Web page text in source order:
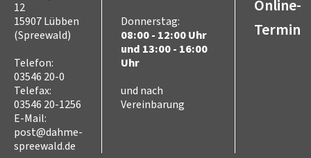
Beifuß-Ambrosie
Verkehr und Mobilität
Radverkehr
Straßennetz
Wasserstraßen
Tierschutz (Tierhaltung
12
15907 Lübben
(Spreewald)
Telefon:
03546 20-0
Telefax:
03546 20-1256
E-Mail:
post@dahme-
spreewald.de
Donnerstag:
08:00 - 12:00 Uhr
und 13:00 - 16:00
Uhr
und nach
Vereinbarung
Online-
Termin